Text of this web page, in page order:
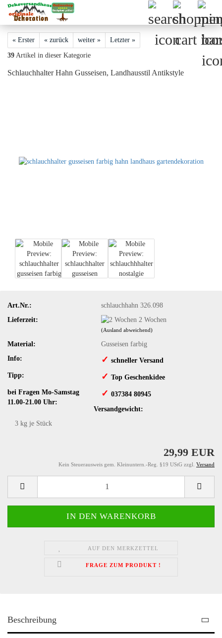
« Erster « zurück weiter » Letzter »
39 Artikel in dieser Kategorie
Schlauchhalter Hahn Gusseisen, Landhausstil Antikstyle
Art.Nr.:
schlauchhahn 326.098
Lieferzeit:
2 Wochen
(Ausland abweichend)
Material:
Gusseisen farbig
Info:
✓ schneller Versand
Tipp:
✓ ​Top Geschenkidee
bei Fragen Mo-Samstag
11.00-21.00 Uhr:
✓ ​ 037384 80945
Versandgewicht:
3 kg je Stück
29,99 EUR
Kein Steuerausweis gem. Kleinuntern.-Reg. §19 UStG zzgl. Versand
AUF DEN MERKZETTEL
FRAGE ZUM PRODUKT !
Beschreibung